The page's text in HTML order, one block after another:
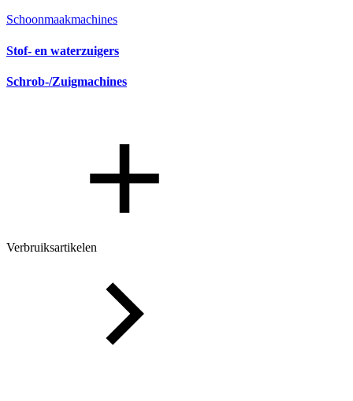
Schoonmaakmachines
Stof- en waterzuigers
Schrob-/Zuigmachines
Verbruiksartikelen